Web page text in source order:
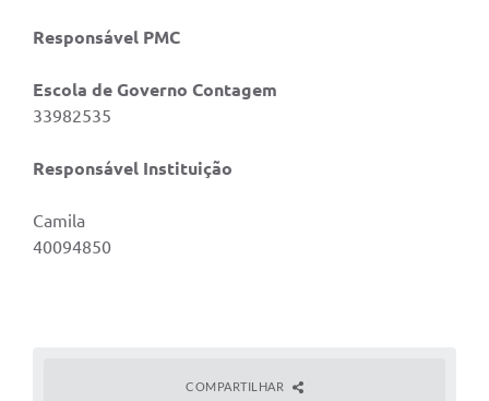
Responsável PMC
Escola de Governo Contagem
33982535
Responsável Instituição
Camila
40094850
COMPARTILHAR